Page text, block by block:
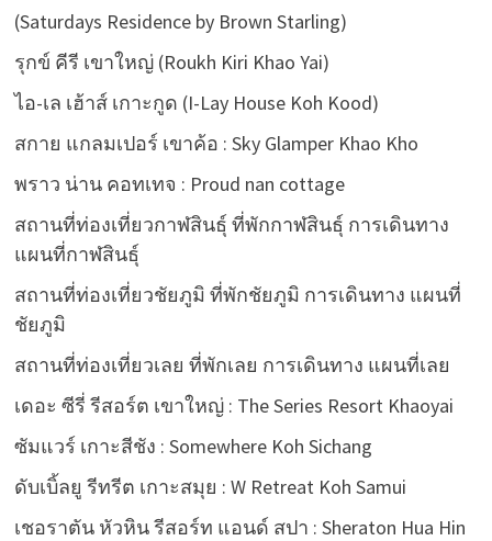
(Saturdays Residence by Brown Starling)
รุกข์ คีรี เขาใหญ่ (Roukh Kiri Khao Yai)
ไอ-เล เฮ้าส์ เกาะกูด (I-Lay House Koh Kood)
สกาย แกลมเปอร์ เขาค้อ : Sky Glamper Khao Kho
พราว น่าน คอทเทจ : Proud nan cottage
สถานที่ท่องเที่ยวกาฬสินธุ์ ที่พักกาฬสินธุ์ การเดินทาง
แผนที่กาฬสินธุ์
สถานที่ท่องเที่ยวชัยภูมิ ที่พักชัยภูมิ การเดินทาง แผนที่
ชัยภูมิ
สถานที่ท่องเที่ยวเลย ที่พักเลย การเดินทาง แผนที่เลย
เดอะ ซีรี่ รีสอร์ต เขาใหญ่ : The Series Resort Khaoyai
ซัมแวร์ เกาะสีชัง : Somewhere Koh Sichang
ดับเบิ้ลยู รีทรีต เกาะสมุย : W Retreat Koh Samui
เชอราตัน หัวหิน รีสอร์ท แอนด์ สปา : Sheraton Hua Hin